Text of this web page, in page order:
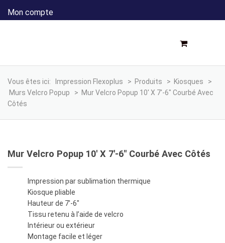
Mon compte
Vous êtes ici: Impression Flexoplus > Produits > Kiosques
>
Murs Velcro Popup
> Mur Velcro Popup 10′ X 7′-6″ Courbé Avec
Côtés
Mur Velcro Popup 10′ X 7′-6″ Courbé Avec Côtés
Impression par sublimation thermique
Kiosque pliable
Hauteur de 7′-6″
Tissu retenu à l’aide de velcro
Intérieur ou extérieur
Montage facile et léger